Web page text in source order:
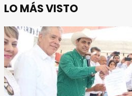
LO MÁS VISTO